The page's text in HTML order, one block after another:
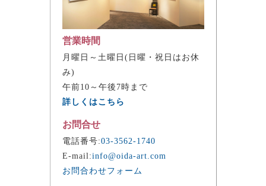
営業時間
月曜日～土曜日(日曜・祝日はお休
み)
午前10～午後7時まで
詳しくはこちら
お問合せ
電話番号:03-3562-1740
E-mail:info@oida-art.com
お問合わせフォーム